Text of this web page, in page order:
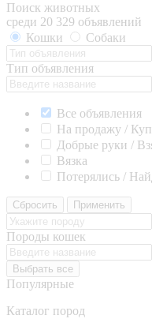
Поиск животных
среди 20 329 объявлений
Кошки
Собаки
Тип объявления
Все объявления
На продажу /
Добрые руки /
Вязка
Потерялись /
Сбросить Применить
Породы кошек
Выбрать все
Популярные
Каталог пород